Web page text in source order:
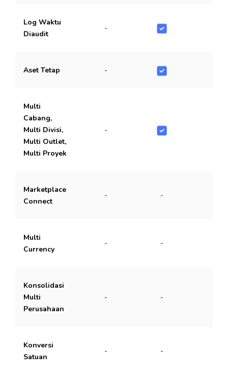
Log Waktu
Diaudit
-
Aset Tetap -
Multi
Cabang,
Multi Divisi,
Multi Outlet,
Multi Proyek
-
Marketplace
Connect
- -
Multi
Currency
- -
Konsolidasi
Multi
Perusahaan
- -
Konversi
Satuan
- -